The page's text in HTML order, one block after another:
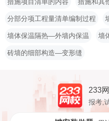
分部分项工程量清单编制过程
墙体保温隔热—外墙内保温 墙
砖墙的细部构造—变形缝
233
报考,